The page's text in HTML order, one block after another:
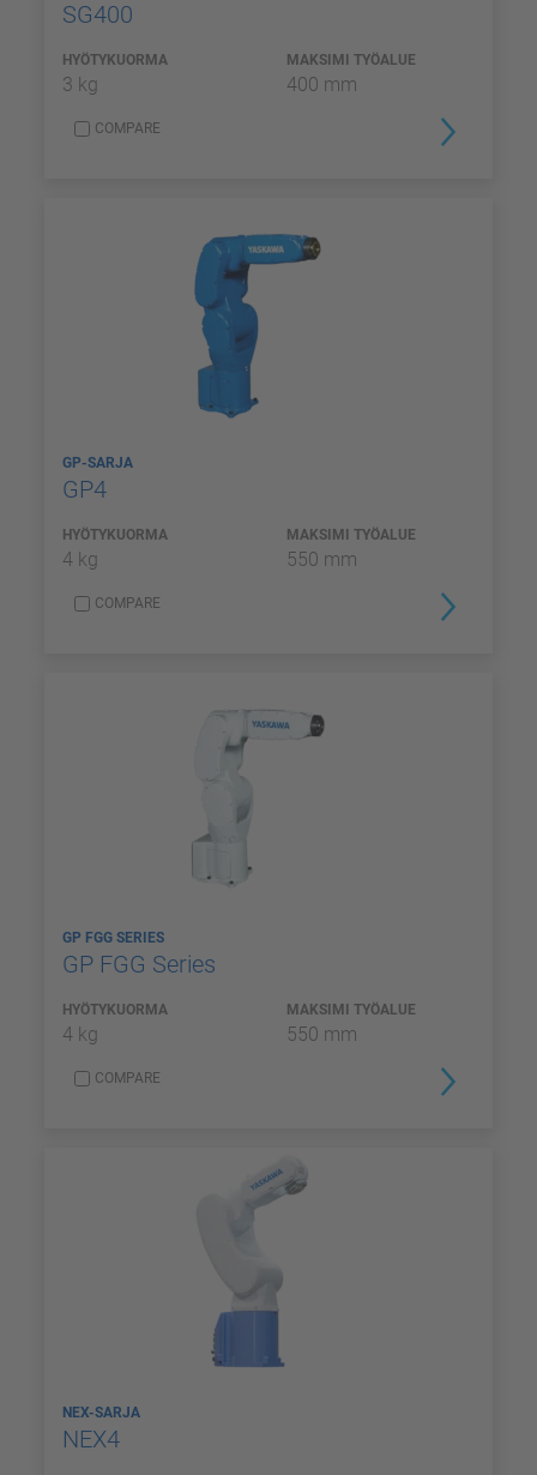
SG400
HYÖTYKUORMA
3 kg
MAKSIMI TYÖALUE
400 mm
COMPARE
GP-SARJA
GP4
HYÖTYKUORMA
4 kg
MAKSIMI TYÖALUE
550 mm
COMPARE
GP FGG SERIES
GP FGG Series
HYÖTYKUORMA
4 kg
MAKSIMI TYÖALUE
550 mm
COMPARE
NEX-SARJA
NEX4